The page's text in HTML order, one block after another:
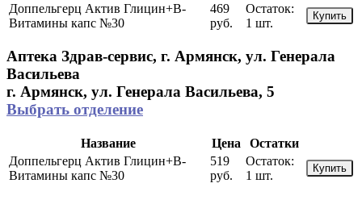
Доппельгерц Актив Глицин+В-
Витамины капс №30
469
руб.
Остаток:
1 шт.
Купить
Аптека Здрав-сервис, г. Армянск, ул. Генерала
Васильева
г. Армянск, ул. Генерала Васильева, 5
Выбрать отделение
Название Цена
Остатки
Доппельгерц Актив Глицин+В-
Витамины капс №30
519
руб.
Остаток:
1 шт.
Купить